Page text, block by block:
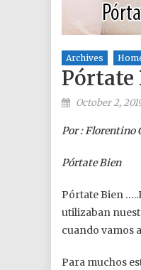
Archives
Pórtate
Posted on
October 2,
Por : Florentino
Pórtate Bien
Pórtate Bien
utilizaban
cuando vamos
Para muchos